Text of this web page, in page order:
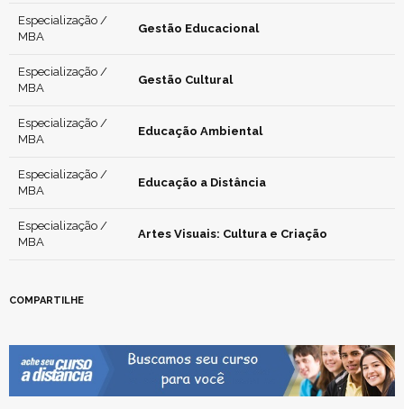
Especialização /
MBA
Gestão Educacional
Especialização /
MBA
Gestão Cultural
Especialização /
MBA
Educação Ambiental
Especialização /
MBA
Educação a Distância
Especialização /
MBA
Artes Visuais: Cultura e Criação
COMPARTILHE